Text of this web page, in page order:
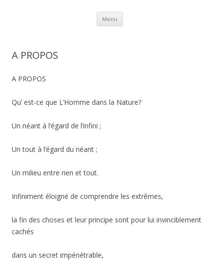
Menu Aller au contenu
A PROPOS
A PROPOS
Qu’ est-ce que L’Homme dans la Nature?
Un néant à l’égard de l’infini ;
Un tout à l’égard du néant ;
Un milieu entre rien et tout.
Infiniment éloigné de comprendre les extrêmes,
la fin des choses et leur principe sont pour lui invinciblement
cachés
dans un secret impénétrable,